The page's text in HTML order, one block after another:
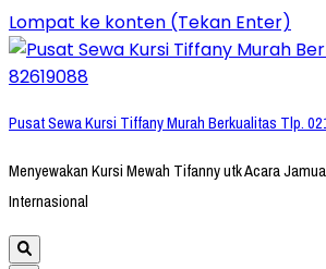
Lompat ke konten (Tekan Enter)
Pusat Sewa Kursi Tiffany Murah Berkualitas Tlp.
Menyewakan Kursi Mewah Tifanny utk Acara
Internasional